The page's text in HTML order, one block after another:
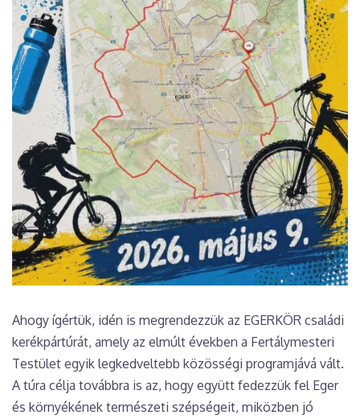
Ahogy ígértük, idén is megrendezzük az EGERKÖR családi
kerékpártúrát, amely az elmúlt években a Fertálymesteri
Testület egyik legkedveltebb közösségi programjává vált.
A túra célja továbbra is az, hogy együtt fedezzük fel Eger
és környékének természeti szépségeit, miközben jó